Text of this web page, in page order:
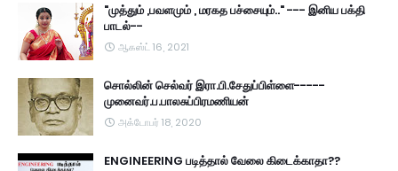
"முத்தும் ,பவளமும் , மரகத பச்சையும்.." --- இனிய பக்தி
பாடல்--
ஆகஸ்ட் 16, 2021
சொல்லின் செல்வர் இரா.பி.சேதுப்பிள்ளை-----
முனைவர்.ப.பாலசுப்பிரமணியன்
அக்டோபர் 18, 2020
ENGINEERING படித்தால் வேலை கிடைக்காதா??